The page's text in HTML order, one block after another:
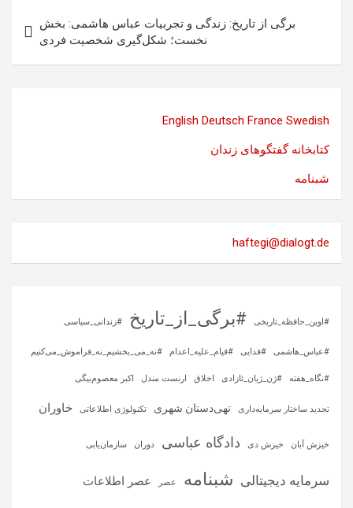
برگی از تاریخ: زندگی و تجربیات عباس هاشمی: بخش
نخست؛ شکل‌گیری شخصیت فردی
English Deutsch France Swedish
کتابخانه گفتگوهای زندان
شبنامه
haftegi@dialogt.de
#اوین_حافظه_تاریخی #برگی_از_تاریخ #زندانی_سیاسی
#عباس_هاشمی #فدایی #قیام_علیه_اعدام #نه_می_بخشیم_نه_فراموش_می‌کنیم
#نگاه_هفته #ژن_ژیان_ئازادی اخلاق ارنست مندل اکبر معصوم‌بیگی
تجدید ساختار سرمایه‌داری تهی‌دستان شهری تکنولوژی اطلاعاتی خاوران
خیزش آبان خیزش دی دادگاه عباسی دوران سازمان‌یابی
سرمایه‌ دیجیتالی شبنامه عصر عصر اطلاعات